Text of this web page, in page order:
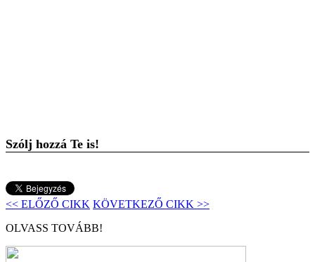
Szólj hozzá Te is!
<< ELŐZŐ CIKK KÖVETKEZŐ CIKK >>
OLVASS TOVÁBB!